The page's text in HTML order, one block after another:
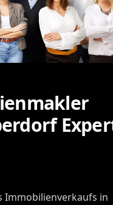
Immobilienverkaufs in